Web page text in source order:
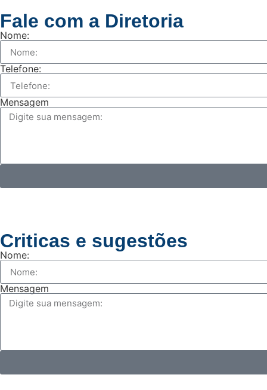
Fale com a Diretoria
Nome:
Telefone:
Mensagem
Criticas e sugestões
Nome:
Mensagem